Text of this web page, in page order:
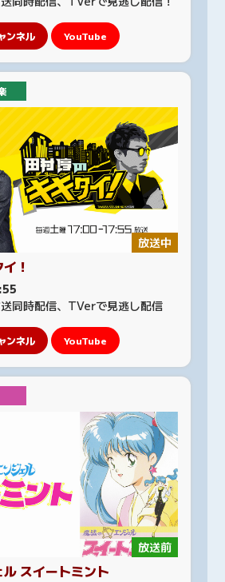
ンネル YouTube
放送中
！
同時配信、TVerで見逃し配信
ンネル YouTube
放送前
スイートミント